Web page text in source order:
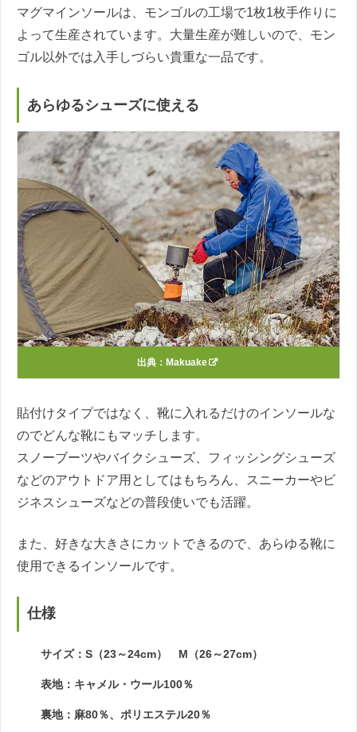
マグマインソールは、モンゴルの工場で1枚1枚手作りに
よって生産されています。大量生産が難しいので、モン
ゴル以外では入手しづらい貴重な一品です。
あらゆるシューズに使える
出典： Makuake
貼付けタイプではなく、靴に入れるだけのインソールな
のでどんな靴にもマッチします。
スノーブーツやバイクシューズ、フィッシングシューズ
などのアウトドア用としてはもちろん、スニーカーやビ
ジネスシューズなどの普段使いでも活躍。
また、好きな大きさにカットできるので、あらゆる靴に
使用できるインソールです。
仕様
サイズ：S（23～24cm） M（26～27cm）
表地：キャメル・ウール100％
裏地：麻80％、ポリエステル20％